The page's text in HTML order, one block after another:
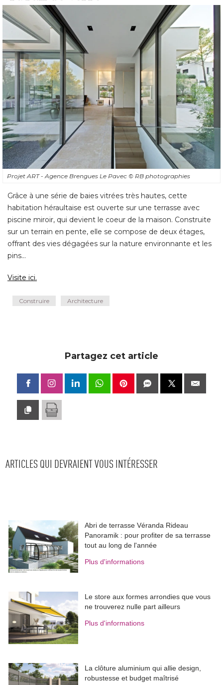
Projet ART - Agence Brengues Le Pavec © RB photographies
Grâce à une série de baies vitrées très hautes, cette
habitation héraultaise est ouverte sur une terrasse avec
piscine miroir, qui devient le coeur de la maison. Construite
sur un terrain en pente, elle se compose de deux étages,
offrant des vies dégagées sur la nature environnante et les
pins...
Visite ici.
Construire Architecture
Partagez cet article
ARTICLES QUI DEVRAIENT VOUS INTÉRESSER
Abri de terrasse Véranda Rideau
Panoramik : pour profiter de sa terrasse
tout au long de l'année
Plus d'informations
Le store aux formes arrondies que vous
ne trouverez nulle part ailleurs
Plus d'informations
La clôture aluminium qui allie design,
robustesse et budget maîtrisé